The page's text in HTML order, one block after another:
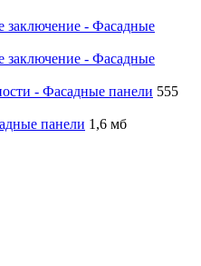
заключение - Фасадные
заключение - Фасадные
- Фасадные панели 555
панели 1,6 мб